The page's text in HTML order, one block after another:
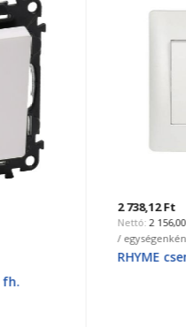
2 738,12 Ft
2 156,00 Ft
/ egységenként
RHYME